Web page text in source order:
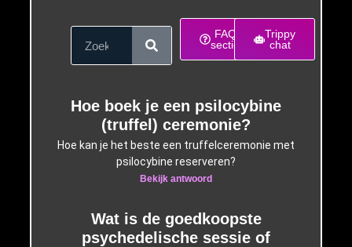
FAQ
sectie
Trippy
chat
Hoe boek je een psilocybine
(truffel) ceremonie?
Hoe kan je het beste een truffelceremonie met
psilocybine reserveren?
Bekijk antwoord
Wat is de goedkoopste
psychedelische sessie of